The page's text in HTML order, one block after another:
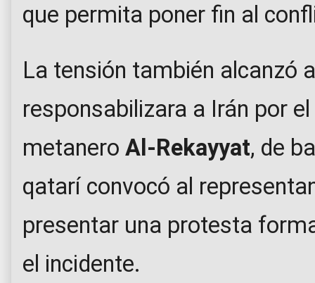
que permita poner fin al
La tensión también alcanzó
responsabilizara a Irán por
metanero Al-Rekayyat, de
qatarí convocó al
presentar una protesta
el incidente.